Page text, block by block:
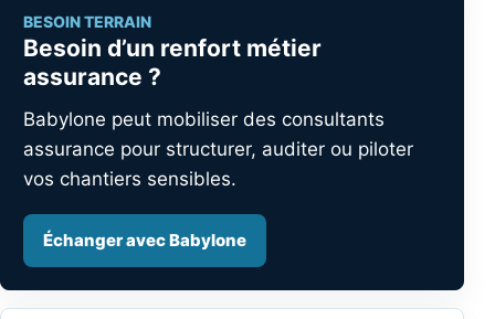
BESOIN TERRAIN
Besoin d’un renfort métier
assurance ?
Babylone peut mobiliser des consultants
assurance pour structurer, auditer ou piloter
vos chantiers sensibles.
Échanger avec Babylone